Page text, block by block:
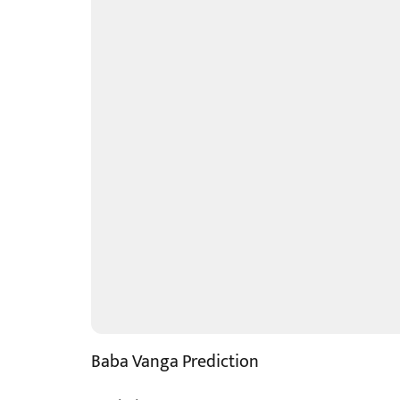
Baba Vanga Prediction